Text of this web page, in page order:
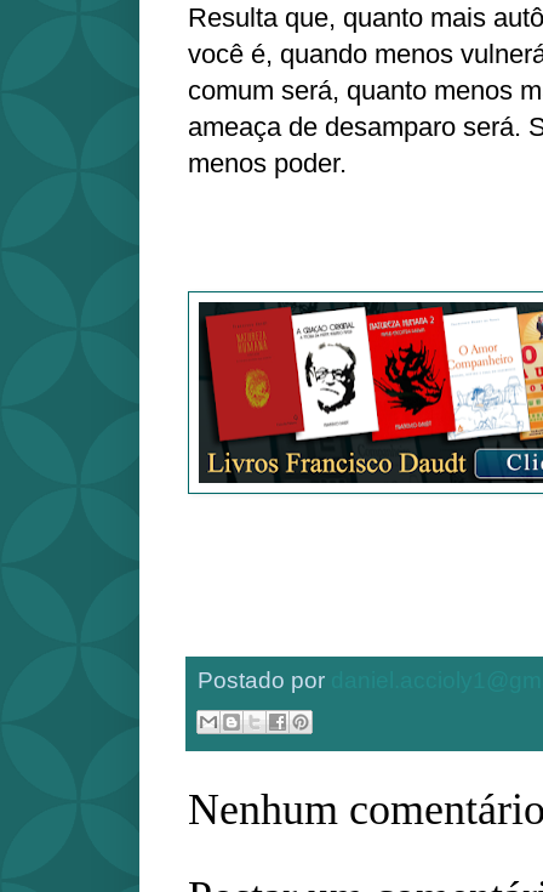
Resulta que, quanto mais
você é, quando menos
comum será, quanto menos
ameaça de desamparo será.
menos poder.
Postado por
Nenhum